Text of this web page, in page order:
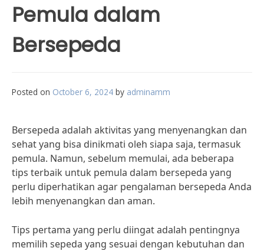
Pemula dalam
Bersepeda
Posted on October 6, 2024 by adminamm
Bersepeda adalah aktivitas yang menyenangkan dan
sehat yang bisa dinikmati oleh siapa saja, termasuk
pemula. Namun, sebelum memulai, ada beberapa
tips terbaik untuk pemula dalam bersepeda yang
perlu diperhatikan agar pengalaman bersepeda Anda
lebih menyenangkan dan aman.
Tips pertama yang perlu diingat adalah pentingnya
memilih sepeda yang sesuai dengan kebutuhan dan